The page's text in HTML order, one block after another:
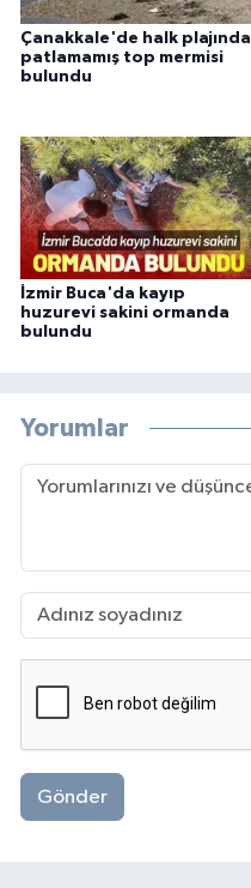
Çanakkale'de halk plajında
patlamamış top mermisi
bulundu
İzmir Buca'da kayıp
huzurevi sakini ormanda
bulundu
Yorumlar
Gönder